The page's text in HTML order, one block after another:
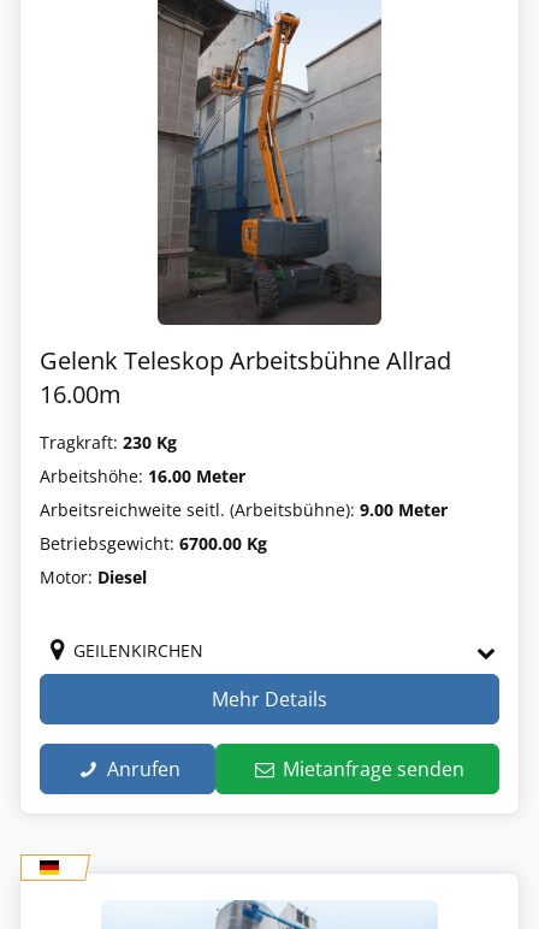
Gelenk Teleskop Arbeitsbühne Allrad
16.00m
Tragkraft: 230 Kg
Arbeitshöhe: 16.00 Meter
Arbeitsreichweite seitl. (Arbeitsbühne): 9.00 Meter
Betriebsgewicht: 6700.00 Kg
Motor: Diesel
GEILENKIRCHEN
Mehr Details
Anrufen Mietanfrage senden